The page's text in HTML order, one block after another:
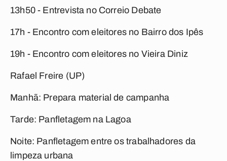
13h50 - Entrevista no Correio Debate
17h - ️Encontro com eleitores no Bairro dos Ipês
19h - Encontro com eleitores no Vieira Diniz
Rafael Freire (UP)
Manhã: Prepara material de campanha
Tarde: Panfletagem na Lagoa
Noite: Panfletagem entre os trabalhadores da
limpeza urbana